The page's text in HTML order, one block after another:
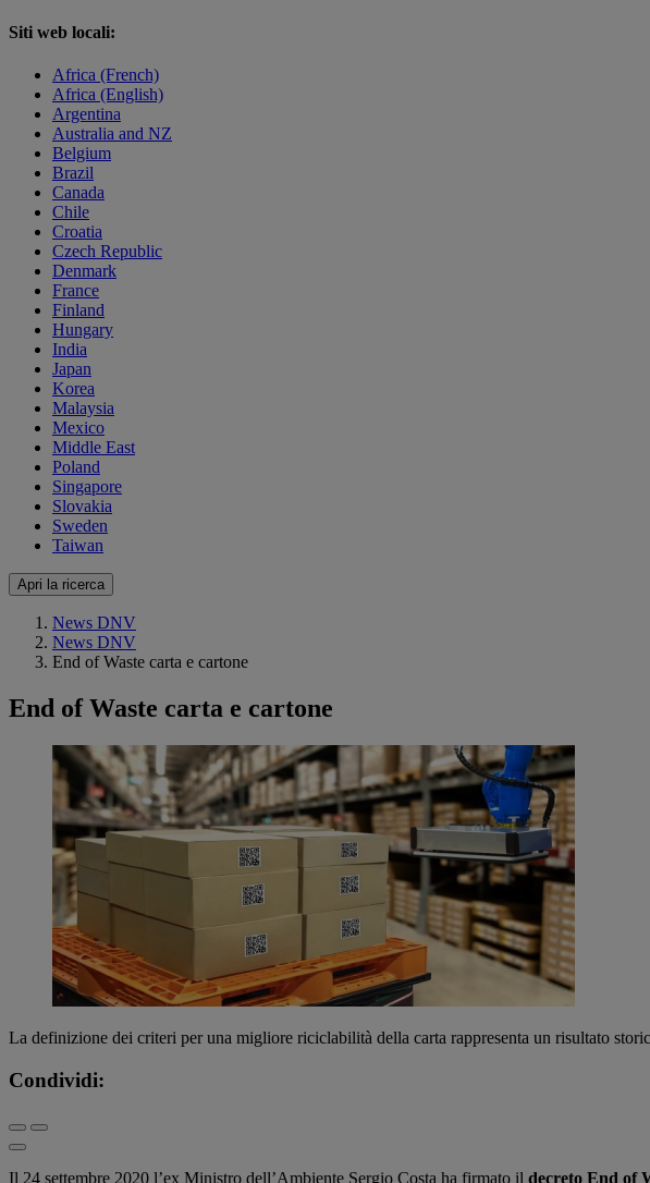
Siti web locali:
Africa (French)
Africa (English)
Argentina
Australia and NZ
Belgium
Brazil
Canada
Chile
Croatia
Czech Republic
Denmark
France
Finland
Hungary
India
Japan
Korea
Malaysia
Mexico
Middle East
Poland
Singapore
Slovakia
Sweden
Taiwan
Apri la ricerca
News DNV
News DNV
End of Waste carta e cartone
End of Waste carta e cartone
La definizione dei criteri per una migliore riciclabilità della carta rappresenta un risultato
Condividi:
Il 24 settembre 2020 l’ex Ministro dell’Ambiente Sergio Costa ha firmato il decreto End of